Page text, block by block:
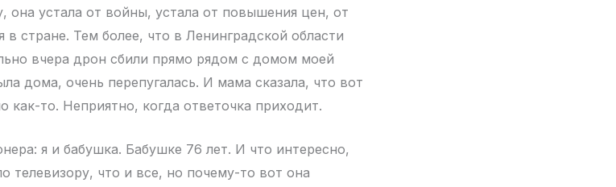
она устала от войны, устала от повышения цен, от
в стране. Тем более, что в Ленинградской области
вчера дрон сбили прямо рядом с домом моей
дома, очень перепугалась. И мама сказала, что вот
как-то. Неприятно, когда ответочка приходит.
я и бабушка. Бабушке 76 лет. И что интересно,
телевизору, что и все, но почему-то вот она